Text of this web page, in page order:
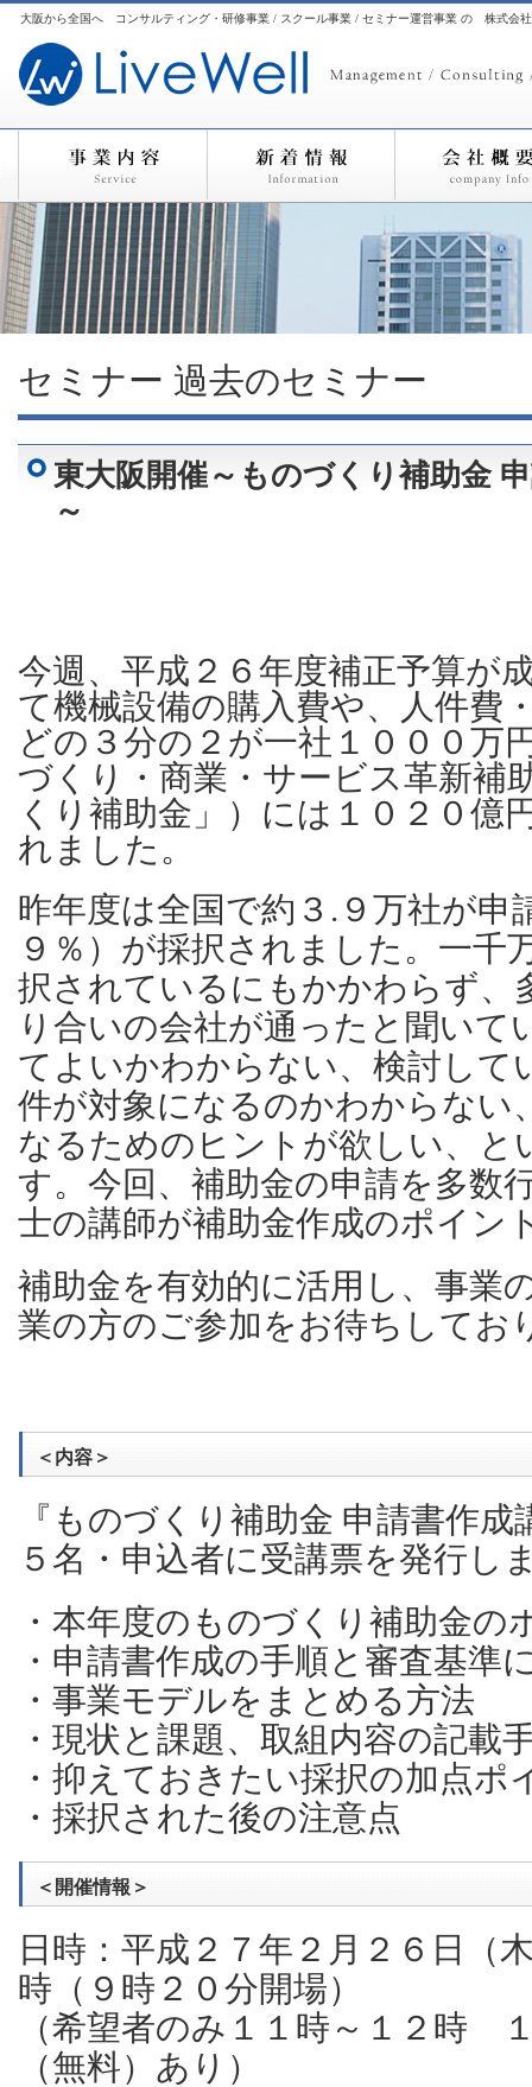
大阪から全国へ コンサルティング・研修事業 / スクール事業 / セミナー運営事業 の 株式会
セミナー 過去のセミナー
東大阪開催～ものづくり補助金
～
今週、平成２６年度補正予算が
て機械設備の購入費や、人件費
どの３分の２が一社１０００万
づくり・商業・サービス革新補
くり補助金」）には１０２０億
れました。
昨年度は全国で約３.９万社が申
９％）が採択されました。一千
択されているにもかかわらず、
り合いの会社が通ったと聞いて
てよいかわからない、検討して
件が対象になるのかわからない
なるためのヒントが欲しい、と
す。今回、補助金の申請を多数
士の講師が補助金作成のポイン
補助金を有効的に活用し、事業
業の方のご参加をお待ちしてお
＜内容＞
『ものづくり補助金 申請書作
５名・申込者に受講票を発行し
・本年度のものづくり補助金の
・申請書作成の手順と審査基準
・事業モデルをまとめる方法
・現状と課題、取組内容の記載
・抑えておきたい採択の加点ポ
・採択された後の注意点
＜開催情報＞
日時：平成２７年２月２６日
時（９時２０分開場）
（希望者のみ１１時～１２時
（無料）あり）